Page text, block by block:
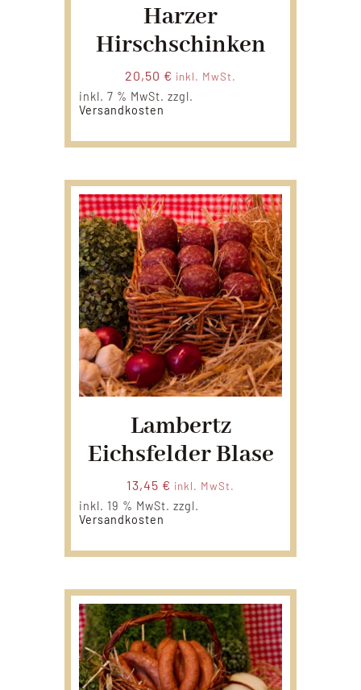
Harzer
Hirschschinken
20,50 € inkl. MwSt.
inkl. 7 % MwSt. zzgl.
Versandkosten
Lambertz
Eichsfelder Blase
13,45 € inkl. MwSt.
inkl. 19 % MwSt. zzgl.
Versandkosten